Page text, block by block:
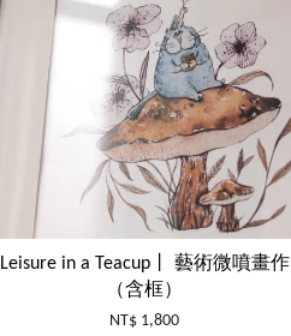
Leisure in a Teacup丨 藝術微噴畫作
（含框）
NT$ 1,800